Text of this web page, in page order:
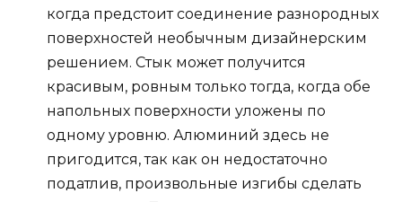
когда предстоит соединение разнородных
поверхностей необычным дизайнерским
решением. Стык может получится
красивым, ровным только тогда, когда обе
напольных поверхности уложены по
одному уровню. Алюминий здесь не
пригодится, так как он недостаточно
податлив, произвольные изгибы сделать